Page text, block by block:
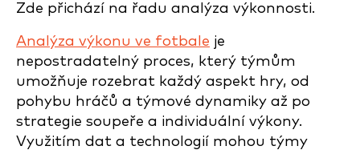
Zde přichází na řadu analýza výkonnosti.
Analýza výkonu ve fotbale je
nepostradatelný proces, který týmům
umožňuje rozebrat každý aspekt hry, od
pohybu hráčů a týmové dynamiky až po
strategie soupeře a individuální výkony.
Využitím dat a technologií mohou týmy